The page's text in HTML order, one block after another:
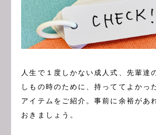
人生で１度しかない成人式、先輩達
しもの時のために、持っててよかっ
アイテムをご紹介。事前に余裕があ
おきましょう。